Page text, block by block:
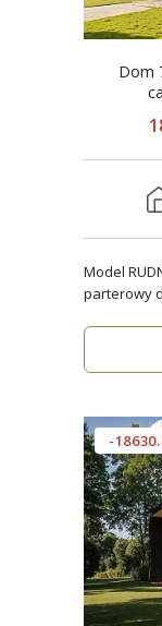
Dom
Model
parterowy
-